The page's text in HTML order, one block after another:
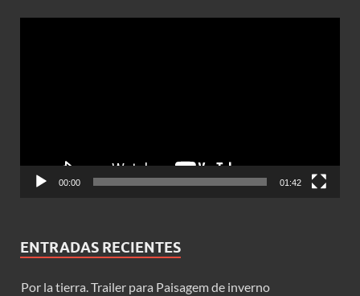
00:00 01:42
ENTRADAS RECIENTES
Por la tierra. Trailer para Paisagem de inverno